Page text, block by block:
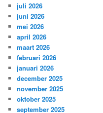
juli 2026
juni 2026
mei 2026
april 2026
maart 2026
februari 2026
januari 2026
december 2025
november 2025
oktober 2025
september 2025